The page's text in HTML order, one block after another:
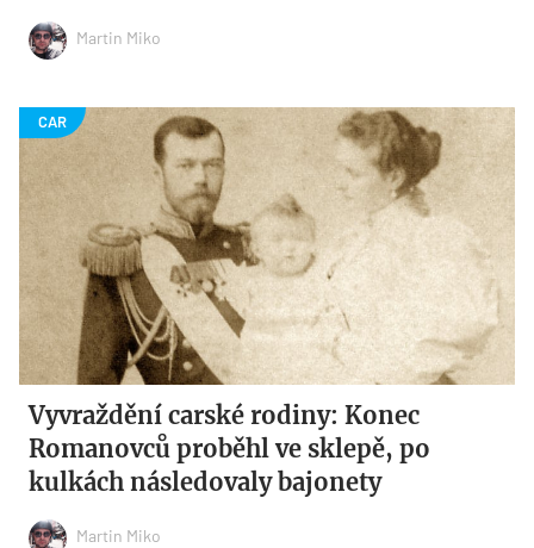
Martin Miko
Vyvraždění carské rodiny: Konec
Romanovců proběhl ve sklepě, po
kulkách následovaly bajonety
Martin Miko